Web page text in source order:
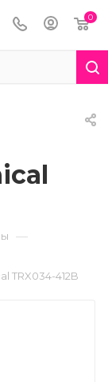
0
—
TRX034-412B